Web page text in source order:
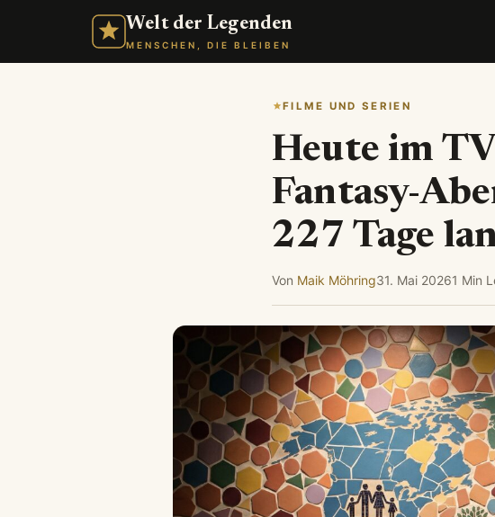
Welt der Legenden
MENSCHEN, DIE BLEIBEN
FILME UND SERIEN
Heute im
Fantasy-
227 Tage
Von Maik Möhring31. Mai 20261 Min